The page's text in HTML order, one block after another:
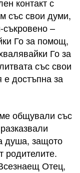
със свои думи,
съкровено –
Го за помощ,
Го за
със свои
е достъпна за
общували със
душа, защото
родителите.
Отец,